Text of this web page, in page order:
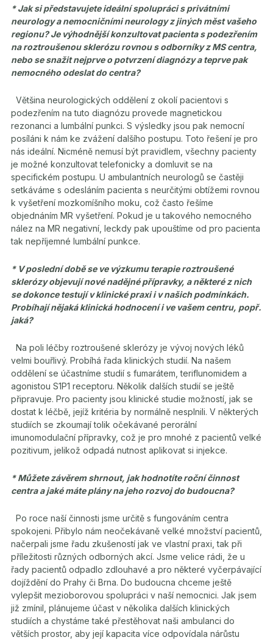
* Jak si představujete ideální spolupráci s privátními
neurology a nemocničními neurology z jiných měst vašeho
regionu? Je výhodnější konzultovat pacienta s podezřením
naroztroušenou sklerózu rovnou s odborníky z MS centra,
nebo se snažit nejprve o potvrzení diagnózy a teprve pak
nemocného odeslat do centra?
Většina neurologických oddělení z okolí pacientovi s
podezřením na tuto diagnózu provede magnetickou
rezonanci a lumbální punkci. S výsledky jsou pak nemocní
posíláni k nám ke zvážení dalšího postupu. Toto řešení je pro
nás ideální. Nicméně nemusí být pravidlem, všechny pacienty
je možné konzultovat telefonicky a domluvit se na
specifickém postupu. U ambulantních neurologů se častěji
setkáváme s odesláním pacienta s neurčitými obtížemi rovnou
k vyšetření mozkomíšního moku, což často řešíme
objednáním MR vyšetření. Pokud je u takového nemocného
nález na MR negativní, leckdy pak upouštíme od pro pacienta
tak nepříjemné lumbální punkce.
* V poslední době se ve výzkumu terapieroztroušené
sklerózy objevují nové nadějné přípravky, a některé z nich
se dokonce testují v klinické praxi i v našich podmínkách.
Probíhají nějaká klinická hodnocení i ve vašem centru, popř.
jaká?
Na poli léčby roztroušené sklerózy je vývoj nových léků
velmi bouřlivý. Probíhá řada klinických studií. Na našem
oddělení se účastníme studií s fumarátem, teriflunomidem a
agonistou S1P1 receptoru. Několik dalších studií se ještě
připravuje. Pro pacienty jsou klinické studie možností, jak se
dostat k léčbě, jejíž kritéria by normálně nesplnili. V některých
studiích se zkoumají tolik očekávané perorální
imunomodulační přípravky, což je pro mnohé z pacientů velké
pozitivum, jelikož odpadá nutnost aplikovat si injekce.
* Můžete závěrem shrnout, jak hodnotíte roční činnost
centra a jaké máte plány na jeho rozvoj do budoucna?
Po roce naší činnosti jsme určitě s fungováním centra
spokojeni. Přibylo nám neočekávaně velké množství pacientů,
načerpali jsme řadu zkušeností jak ve vlastní praxi, tak při
příležitosti různých odborných akcí. Jsme velice rádi, že u
řady pacientů odpadlo zdlouhavé a pro některé vyčerpávající
dojíždění do Prahy či Brna. Do budoucna chceme ještě
vylepšit mezioborovou spolupráci v naší nemocnici. Jak jsem
již zmínil, plánujeme účast v několika dalších klinických
studiích a chystáme také přestěhovat naši ambulanci do
větších prostor, aby její kapacita více odpovídala nárůstu